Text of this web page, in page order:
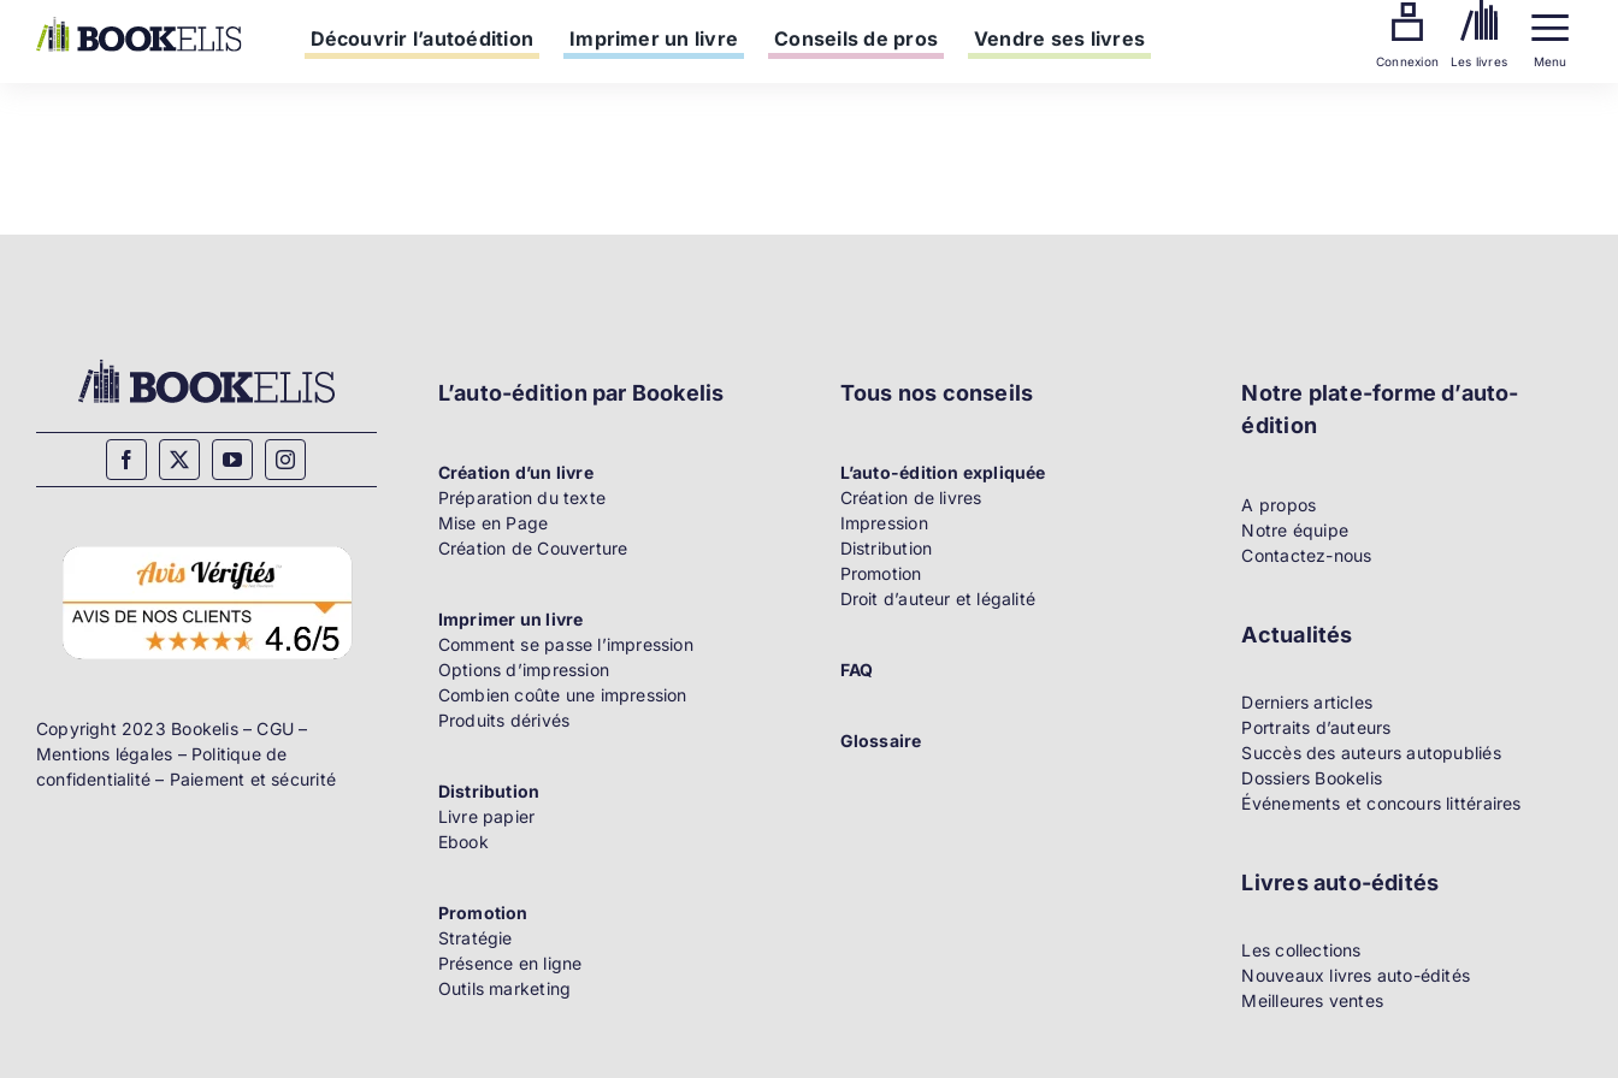
Découvrir l’autoédition Imprimer un livre Conseils de pros Vendre ses livres
Connexion Les livres Menu
Copyright 2023 Bookelis –CGU –
Mentions légales – Politique de
confidentialité – Paiement et sécurité
L’auto-édition par Bookelis
Création d’un livre
Préparation du texte
Mise en Page
Création de Couverture
Imprimer un livre
Comment se passe l’impression
Options d’impression
Combien coûte une impression
Produits dérivés
Distribution
Livre papier
Ebook
Promotion
Stratégie
Présence en ligne
Outils marketing
Tous nos conseils
L’auto-édition expliquée
Création de livres
Impression
Distribution
Promotion
Droit d’auteur et légalité
FAQ
Glossaire
Notre plate-forme d’auto-
édition
A propos
Notre équipe
Contactez-nous
Actualités
Derniers articles
Portraits d’auteurs
Succès des auteurs autopubliés
Dossiers Bookelis
Événements et concours littéraires
Livres auto-édités
Les collections
Nouveaux livres auto-édités
Meilleures ventes